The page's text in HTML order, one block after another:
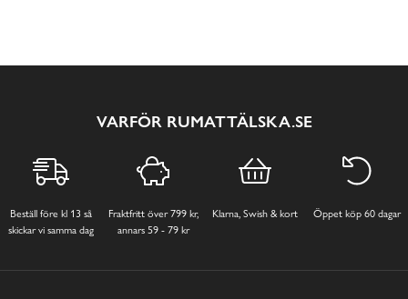
VARFÖR RUMATTÄLSKA.SE
Beställ före kl 13 så
skickar vi samma dag
Fraktfritt över 799 kr,
annars 59 - 79 kr
Klarna, Swish & kort Öppet köp 60 dagar